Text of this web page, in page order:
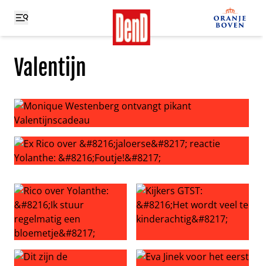
Valentijn
Monique Westenberg ontvangt pikant Valentijnscadeau
Rico over Yolanthe: ‘Ik stuur regelmatig een bloemetje’
Kijkers GTST: ‘Het wordt